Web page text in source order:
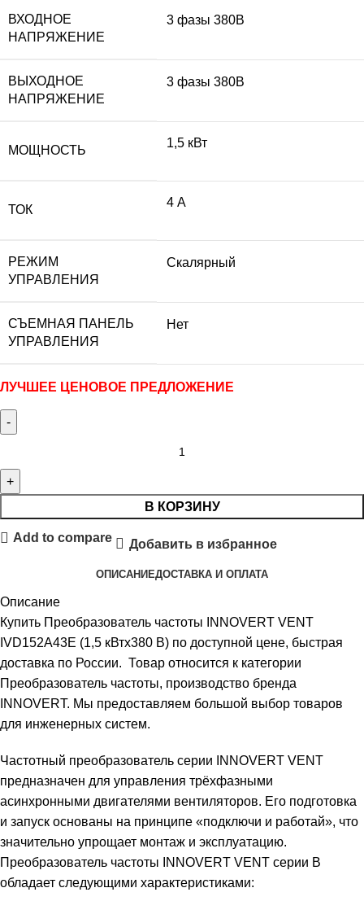
ВХОДНОЕ
НАПРЯЖЕНИЕ
3 фазы 380В
ВЫХОДНОЕ
НАПРЯЖЕНИЕ
3 фазы 380В
МОЩНОСТЬ
1,5 кВт
ТОК
4 А
РЕЖИМ
УПРАВЛЕНИЯ
Скалярный
СЪЕМНАЯ ПАНЕЛЬ
УПРАВЛЕНИЯ
Нет
ЛУЧШЕЕ ЦЕНОВОЕ ПРЕДЛОЖЕНИЕ
В КОРЗИНУ
Add to compare Добавить в избранное
ОПИСАНИЕДОСТАВКА И ОПЛАТА
Описание
Купить Преобразователь частоты INNOVERT VENT
IVD152A43E (1,5 кВтx380 В) по доступной цене, быстрая
доставка по России. Товар относится к категории
Преобразователь частоты, производство бренда
INNOVERT. Мы предоставляем большой выбор товаров
для инженерных систем.
Частотный преобразователь серии INNOVERT VENT
предназначен для управления трёхфазными
асинхронными двигателями вентиляторов. Его подготовка
и запуск основаны на принципе «подключи и работай», что
значительно упрощает монтаж и эксплуатацию.
Преобразователь частоты INNOVERT VENT серии B
обладает следующими характеристиками: